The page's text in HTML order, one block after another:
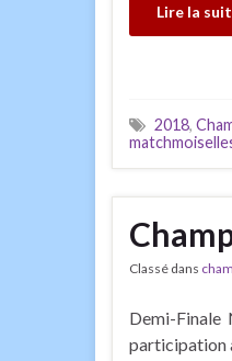
Lire la
2018,
Classé dans
Demi-Finale
participation